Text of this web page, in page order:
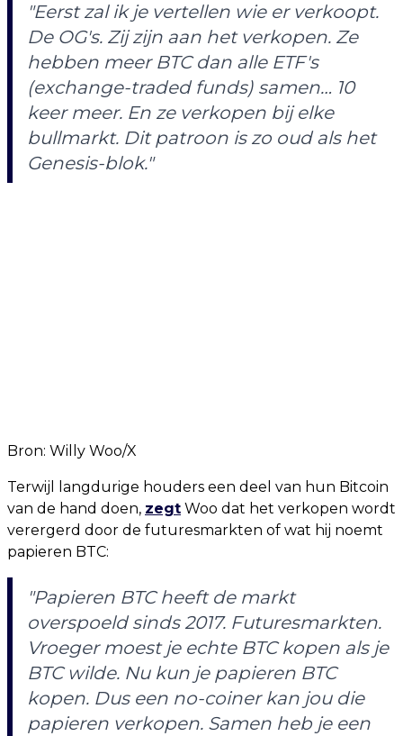
"Eerst zal ik je vertellen wie er verkoopt.
De OG's. Zij zijn aan het verkopen. Ze
hebben meer BTC dan alle ETF's
(exchange-traded funds) samen… 10
keer meer. En ze verkopen bij elke
bullmarkt. Dit patroon is zo oud als het
Genesis-blok."
Bron: Willy Woo/X
Terwijl langdurige houders een deel van hun Bitcoin
van de hand doen, zegt Woo dat het verkopen wordt
verergerd door de futuresmarkten of wat hij noemt
papieren BTC:
"Papieren BTC heeft de markt
overspoeld sinds 2017. Futuresmarkten.
Vroeger moest je echte BTC kopen als je
BTC wilde. Nu kun je papieren BTC
kopen. Dus een no-coiner kan jou die
papieren verkopen. Samen heb je een